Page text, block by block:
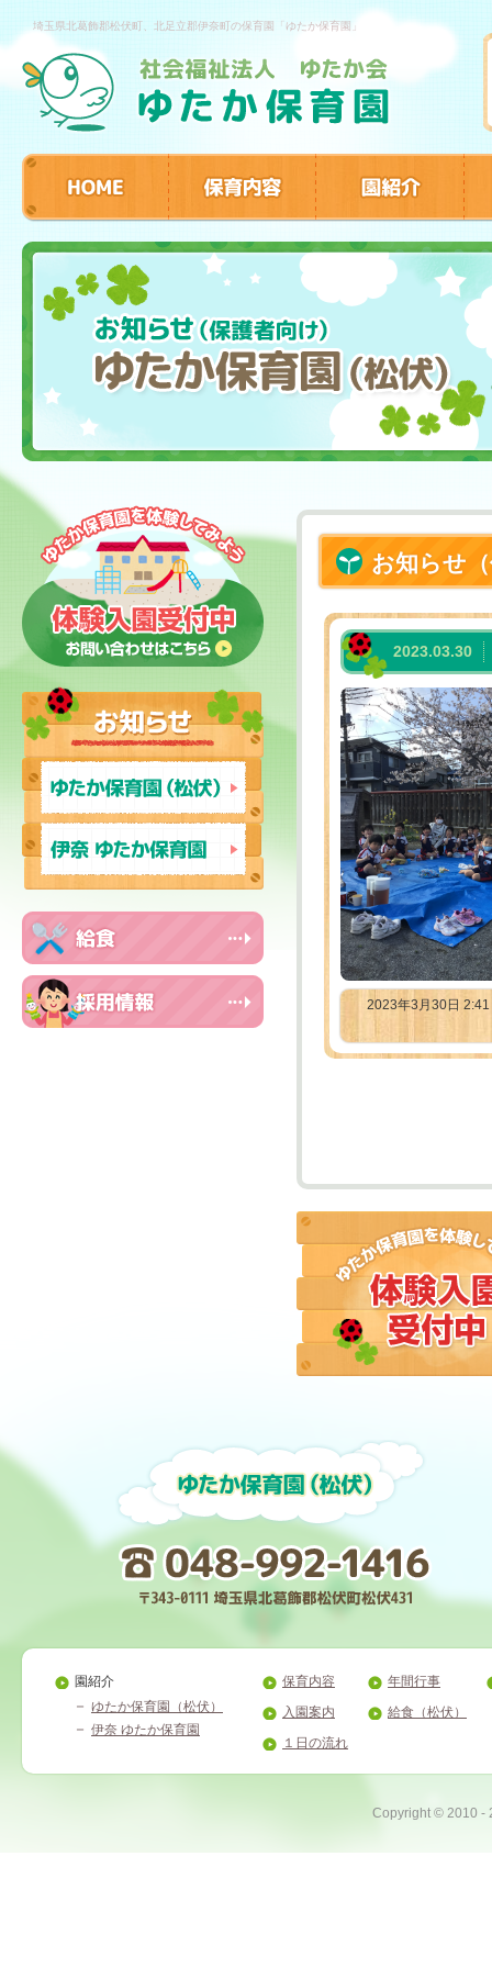
埼玉県北葛飾郡松伏町、北足立郡伊奈町の保育園「ゆたか保育園」
お知らせ
2023.03.30
2023年3月30日
園紹介
ゆたか保育園（松伏）
伊奈 ゆたか保育園
保育内容
入園案内
１日の流れ
年間行事
給食（松伏）
Copyright © 2010 -